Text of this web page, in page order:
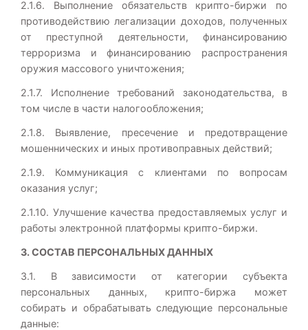
2.1.6. Выполнение обязательств крипто-биржи по
противодействию легализации доходов, полученных
от преступной деятельности, финансированию
терроризма и финансированию распространения
оружия массового уничтожения;
2.1.7. Исполнение требований законодательства, в
том числе в части налогообложения;
2.1.8. Выявление, пресечение и предотвращение
мошеннических и иных противоправных действий;
2.1.9. Коммуникация с клиентами по вопросам
оказания услуг;
2.1.10. Улучшение качества предоставляемых услуг и
работы электронной платформы крипто-биржи.
3. СОСТАВ ПЕРСОНАЛЬНЫХ ДАННЫХ
3.1. В зависимости от категории субъекта
персональных данных, крипто-биржа может
собирать и обрабатывать следующие персональные
данные: